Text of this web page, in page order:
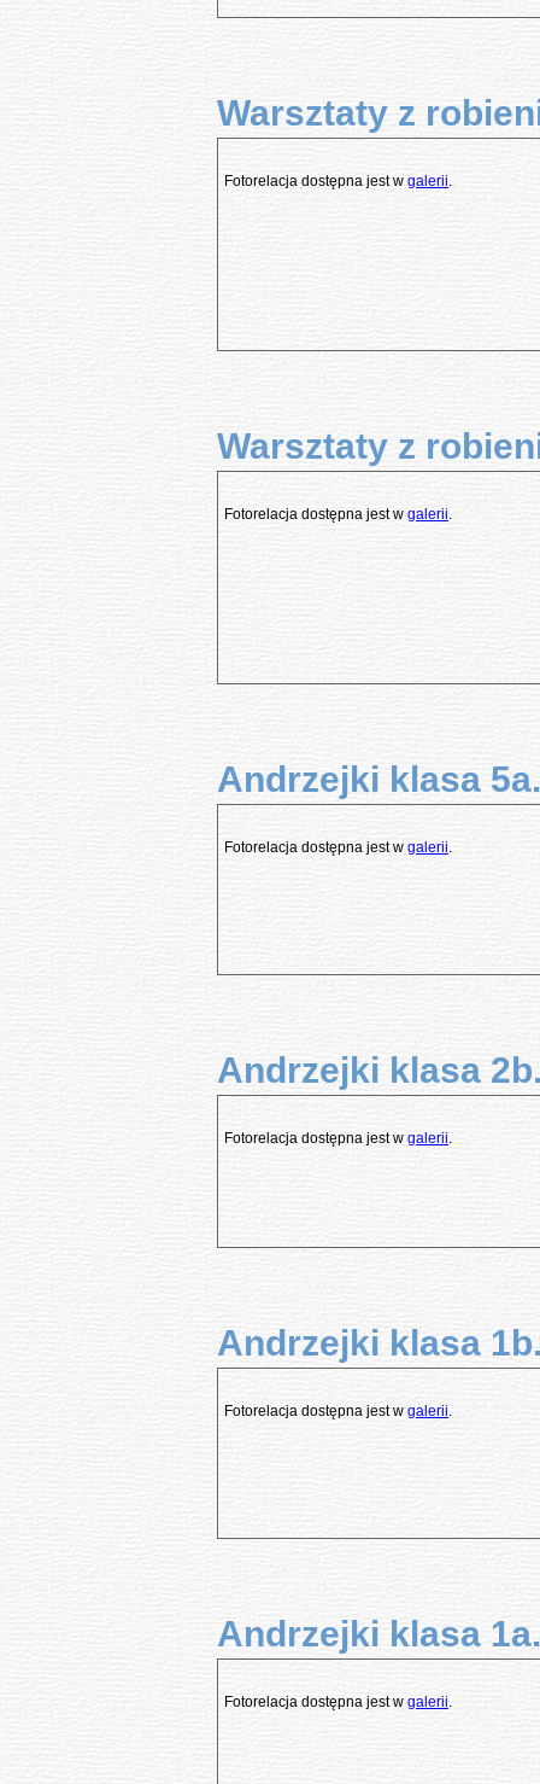
Warsztaty z
Fotorelacja dostępna jest w galerii.
Warsztaty z
Fotorelacja dostępna jest w galerii.
Andrzejki klasa 5a.
Fotorelacja dostępna jest w galerii.
Andrzejki klasa
Fotorelacja dostępna jest w galerii.
Andrzejki klasa
Fotorelacja dostępna jest w galerii.
Andrzejki klasa 1a.
Fotorelacja dostępna jest w galerii.